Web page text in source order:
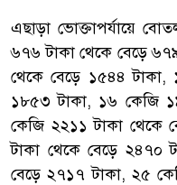
এছাড়া ভোক্তাপর্যায়ে
৬৭৬ টাকা থেকে বেড়ে
থেকে বেড়ে ১৫৪৪
১৮৫৩ টাকা, ১৬ কেজি
কেজি ২২১১ টাকা থেকে
টাকা থেকে বেড়ে ২৪৭০
বেড়ে ২৭১৭ টাকা, ২৫